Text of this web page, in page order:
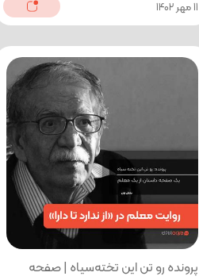
11 مهر 1402
پرونده رو تن این تخته‌سیاه | صفحه